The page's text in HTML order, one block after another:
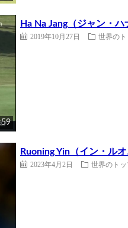
Ha Na Jang（ジャン・
2019年10月27日 世界の
Ruoning Yin（イン・ル
2023年4月2日 世界のト